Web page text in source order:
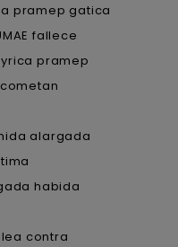
pramep gatica
fallece
pramep
alargada
habida
contra